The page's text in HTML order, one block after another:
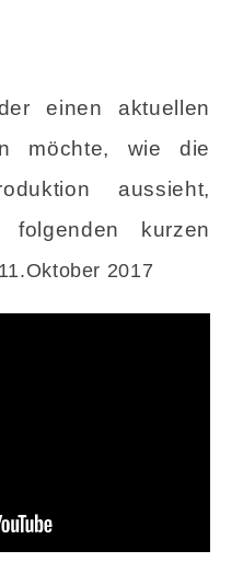
einen aktuellen
möchte, wie die
aussieht,
kurzen
11.Oktober 2017